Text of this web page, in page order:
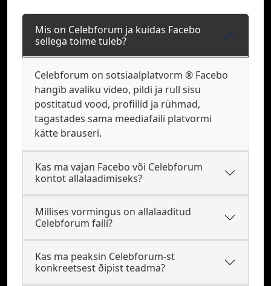
Mis on Celebforum ja kuidas Facebo
sellega toime tuleb?
Celebforum on sotsiaalplatvorm ® Facebo
hangib avaliku video, pildi ja rull sisu
postitatud vood, profiilid ja rühmad,
tagastades sama meediafaili platvormi
kätte brauseri.
Kas ma vajan Facebo või Celebforum
kontot allalaadimiseks?
Millises vormingus on allalaaditud
Celebforum faili?
Kas ma peaksin Celebforum-st
konkreetsest ðipist teadma?